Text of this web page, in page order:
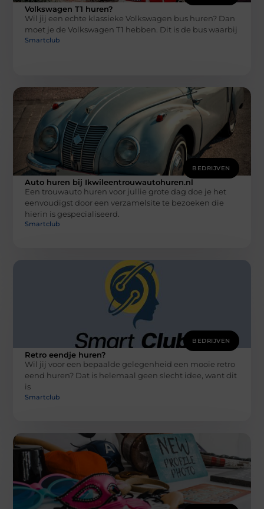
Volkswagen T1 huren?
Wil jij een echte klassieke Volkswagen bus huren? Dan
moet je de Volkswagen T1 hebben. Dit is de bus waarbij
Smartclub
BEDRIJVEN
Auto huren bij Ikwileentrouwautohuren.nl
Een trouwauto huren voor jullie grote dag doe je het
eenvoudigst door een verzamelsite te bezoeken die
hierin is gespecialiseerd.
Smartclub
BEDRIJVEN
Retro eendje huren?
Wil jij voor een bepaalde gelegenheid een mooie retro
eend huren? Dat is helemaal geen slecht idee, want dit
is
Smartclub